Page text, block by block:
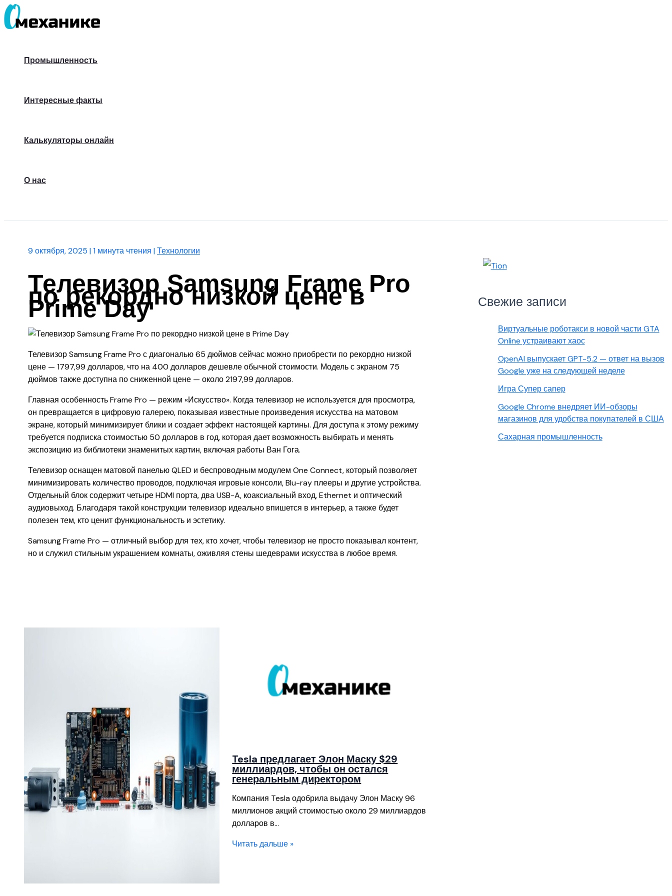
Перейти
к
Промышленность
Интересные факты
Калькуляторы онлайн
О нас
9 октября, 2025 |1 минута чтения |Технологии
Телевизор Samsung Frame Pro
по рекордно низкой цене в
Prime Day
Телевизор Samsung Frame Pro с диагональю 65 дюймов сейчас можно приобрести по рекордно низкой
цене — 1797,99 долларов, что на 400 долларов дешевле обычной стоимости. Модель с экраном 75
дюймов также доступна по сниженной цене — около 2197,99 долларов.
Главная особенность Frame Pro — режим «Искусство». Когда телевизор не используется для просмотра,
он превращается в цифровую галерею, показывая известные произведения искусства на матовом
экране, который минимизирует блики и создает эффект настоящей картины. Для доступа к этому режиму
требуется подписка стоимостью 50 долларов в год, которая дает возможность выбирать и менять
экспозицию из библиотеки знаменитых картин, включая работы Ван Гога.
Телевизор оснащен матовой панелью QLED и беспроводным модулем One Connect, который позволяет
минимизировать количество проводов, подключая игровые консоли, Blu-ray плееры и другие устройства.
Отдельный блок содержит четыре HDMI порта, два USB-A, коаксиальный вход, Ethernet и оптический
аудиовыход. Благодаря такой конструкции телевизор идеально впишется в интерьер, а также будет
полезен тем, кто ценит функциональность и эстетику.
Samsung Frame Pro — отличный выбор для тех, кто хочет, чтобы телевизор не просто показывал контент,
но и служил стильным украшением комнаты, оживляя стены шедеврами искусства в любое время.
Tesla предлагает Элон Маску $29
миллиардов, чтобы он остался
генеральным директором
Компания Tesla одобрила выдачу Элон Маску 96
миллионов акций стоимостью около 29 миллиардов
долларов в…
Читать дальше »
Свежие записи
Виртуальные роботакси в новой части GTA
Online устраивают хаос
OpenAI выпускает GPT-5.2 — ответ на вызов
Google уже на следующей неделе
Игра Супер сапер
Google Chrome внедряет ИИ-обзоры
магазинов для удобства покупателей в США
Сахарная промышленность